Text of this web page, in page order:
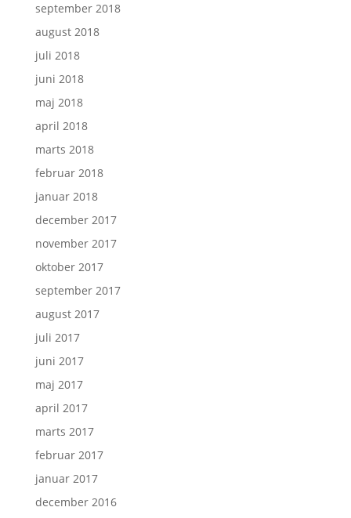
september 2018
august 2018
juli 2018
juni 2018
maj 2018
april 2018
marts 2018
februar 2018
januar 2018
december 2017
november 2017
oktober 2017
september 2017
august 2017
juli 2017
juni 2017
maj 2017
april 2017
marts 2017
februar 2017
januar 2017
december 2016